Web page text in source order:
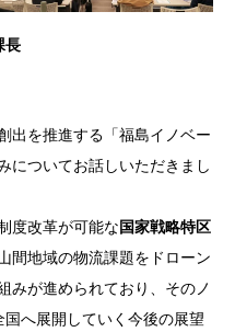
長
出を推進する「福島イノベー
についてお話しいただきまし
度改革が可能な国家戦略特区
間地域の物流課題をドローン
みが進められており、そのノ
国へ展開していく今後の展望